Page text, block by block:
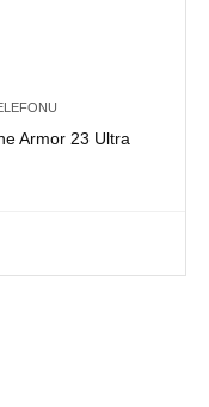
Armor 23 Ultra